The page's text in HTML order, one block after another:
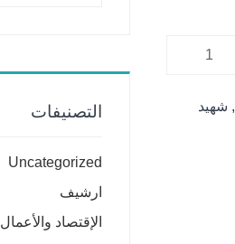
كمية ابق
, شهيد التصنيفات
Uncategorized
ارشيف
الإقتصاد والأعمال